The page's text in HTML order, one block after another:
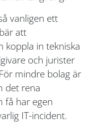
vanligen ett
att
koppla in tekniska
och jurister
mindre bolag är
det rena
få har egen
IT-incident.